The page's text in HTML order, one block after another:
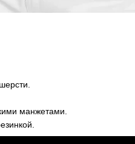
манжетами.